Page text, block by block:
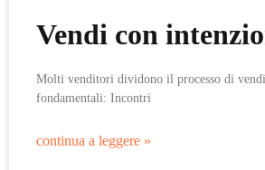
Vendi con
Molti venditori dividono il processo di
fondamentali: Incontri
continua a leggere »